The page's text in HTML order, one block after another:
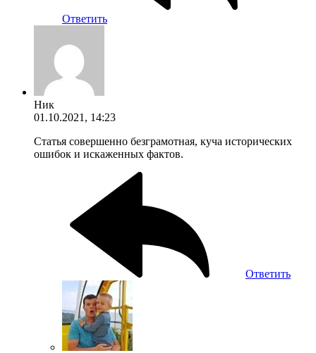
Ответить
Ник
01.10.2021, 14:23
Статья совершенно безграмотная, куча исторических
ошибок и искаженных фактов.
Ответить